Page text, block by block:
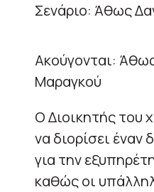
Σενάριο: Άθως
Ακούγονται:
Μαραγκού
Ο Διοικητής του
να διορίσει έναν
για την
καθώς οι